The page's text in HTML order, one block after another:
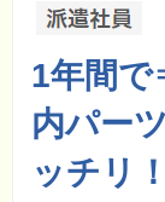
1年間で
内パー
ッチリ